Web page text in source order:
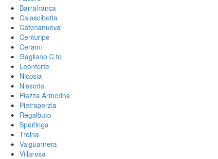
Barrafranca
Calascibetta
Catenanuova
Centuripe
Cerami
Gagliano C.to
Leonforte
Nicosia
Nissoria
Piazza Armerina
Pietraperzia
Regalbuto
Sperlinga
Troina
Valguarnera
Villarosa